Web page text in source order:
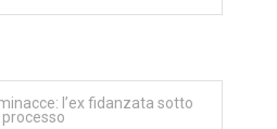
l’ex fidanzata sotto
processo